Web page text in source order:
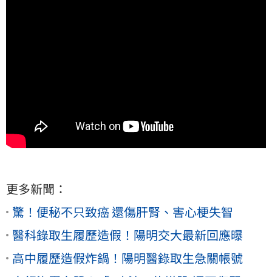
更多新聞：
驚！便秘不只致癌 還傷肝腎、害心梗失智
醫科錄取生履歷造假！陽明交大最新回應曝
高中履歷造假炸鍋！陽明醫錄取生急關帳號